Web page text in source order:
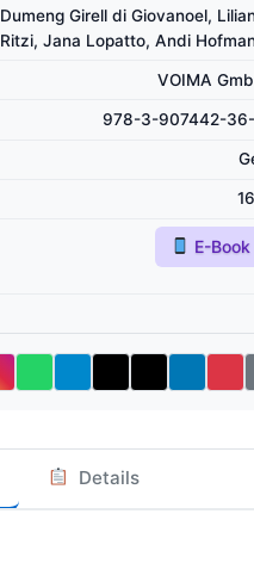
Dumeng Girell di Giovanoel,
Ritzi, Jana Lopatto, Andi
VOIMA
978-3-907442-
E-Book
Details